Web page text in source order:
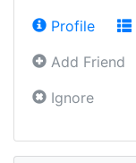
Profile
Add Friend
Ignore